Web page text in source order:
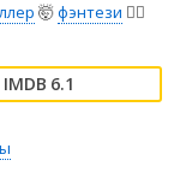
🤯фэнтези 🧝‍♂️
6.1